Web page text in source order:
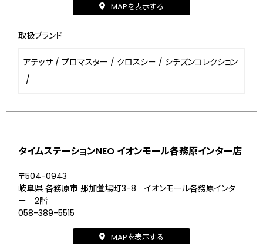
MAPを表示する
取扱ブランド
アテッサ / プロマスター / クロスシー / シチズンコレクション
/
タイムステーションNEO イオンモール各務原インター店
〒504-0943
岐阜県 各務原市 那加萱場町3-8 イオンモール各務原インタ
ー 2階
058-389-5515
MAPを表示する